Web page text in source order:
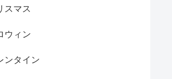
スマス
ウィン
ンタイン